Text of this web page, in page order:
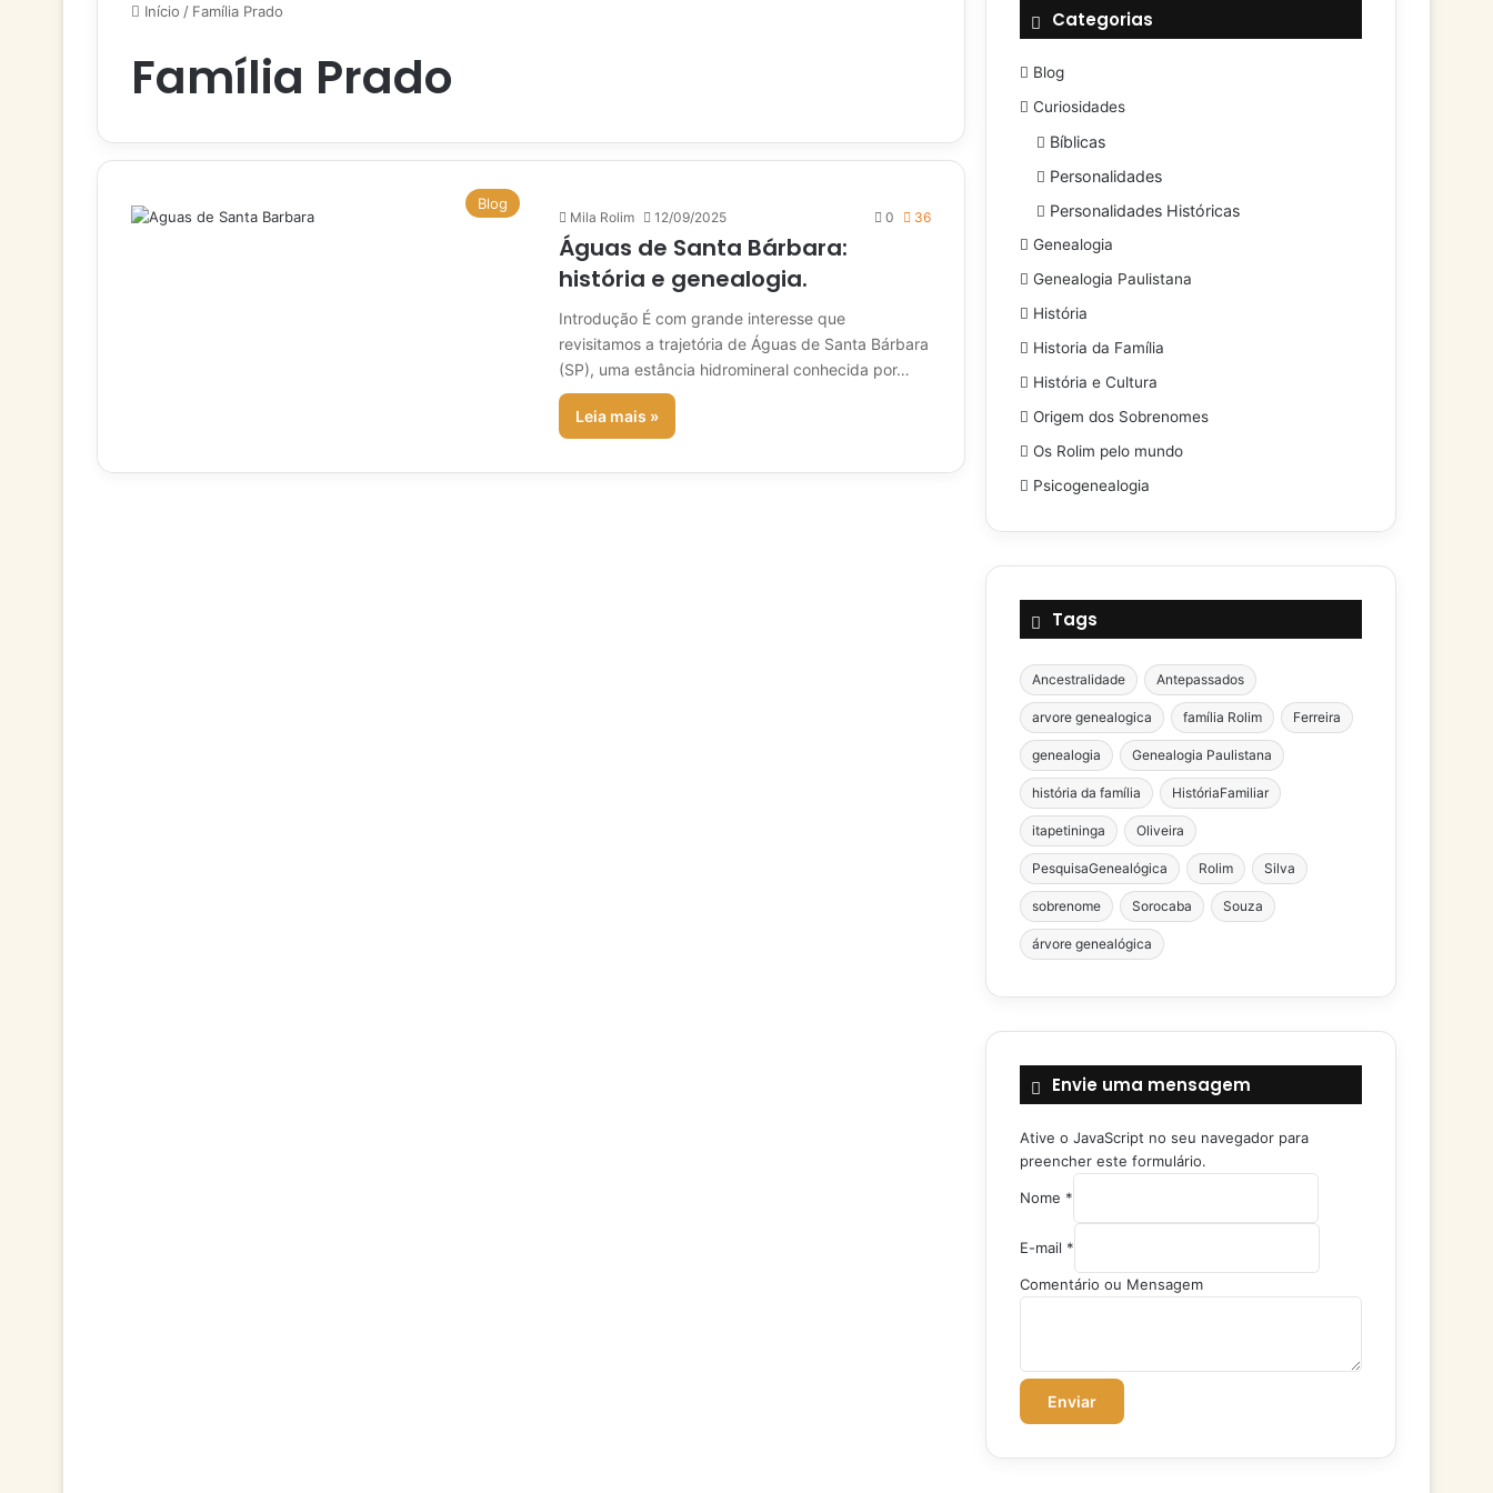
Início / Família Prado
Família Prado
Blog
Mila Rolim 12/09/2025 0 36
Águas de Santa Bárbara:
história e genealogia.
Introdução É com grande interesse que
revisitamos a trajetória de Águas de Santa Bárbara
(SP), uma estância hidromineral conhecida por…
Leia mais »
Categorias
Blog
Curiosidades
Bíblicas
Personalidades
Personalidades Históricas
Genealogia
Genealogia Paulistana
História
Historia da Família
História e Cultura
Origem dos Sobrenomes
Os Rolim pelo mundo
Psicogenealogia
Tags
Ancestralidade Antepassados
arvore genealogica família Rolim Ferreira
genealogia Genealogia Paulistana
história da família HistóriaFamiliar
itapetininga Oliveira
PesquisaGenealógica Rolim Silva
sobrenome Sorocaba Souza
árvore genealógica
Envie uma mensagem
Ative o JavaScript no seu navegador para
preencher este formulário.
Nome *
E-mail *
C
n
á
Comentário ou Mensagem
Enviar